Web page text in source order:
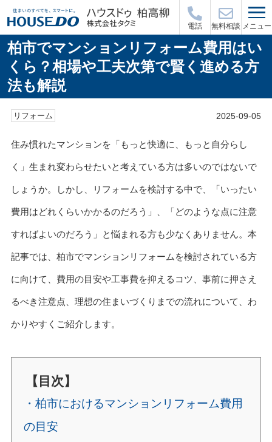
電話 無料相談 メニュー
柏市でマンションリフォーム費用はい
くら？相場や工夫次第で賢く進める方
法も解説
リフォーム 2025-09-05
住み慣れたマンションを「もっと快適に、もっと自分らし
く」生まれ変わらせたいと考えている方は多いのではないで
しょうか。しかし、リフォームを検討する中で、「いったい
費用はどれくらいかかるのだろう」、「どのような点に注意
すればよいのだろう」と悩まれる方も少なくありません。本
記事では、柏市でマンションリフォームを検討されている方
に向けて、費用の目安や工事費を抑えるコツ、事前に押さえ
るべき注意点、理想の住まいづくりまでの流れについて、わ
かりやすくご紹介します。
【目次】
・柏市におけるマンションリフォーム費用
の目安